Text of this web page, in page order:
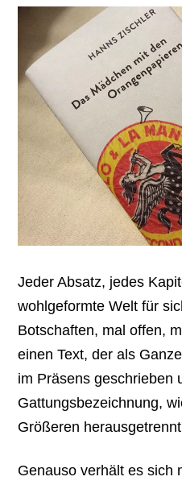
Jeder Absatz, jedes
wohlgeformte Welt für
Botschaften, mal offen,
einen Text, der als
im Präsens geschrieben
Gattungsbezeichnung,
Größeren
Genauso verhält es sich